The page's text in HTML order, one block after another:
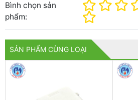
Bình chọn sản
phẩm:
SẢN PHẨM CÙNG LOẠI